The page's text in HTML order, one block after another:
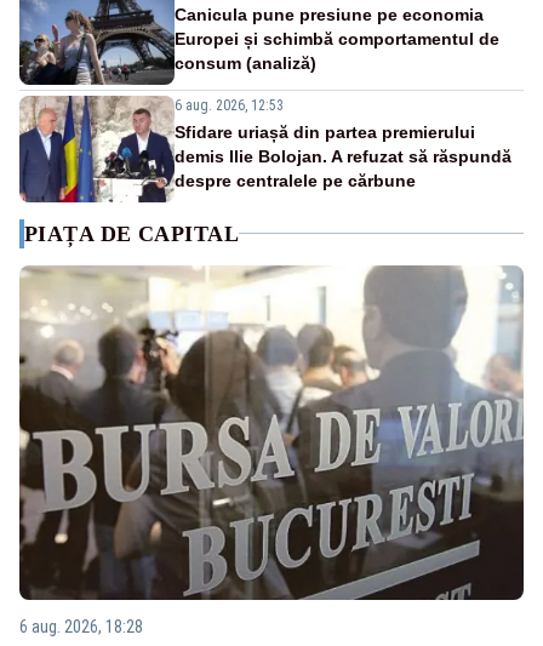
Canicula pune presiune pe economia
Europei și schimbă comportamentul de
consum (analiză)
6 aug. 2026, 12:53
Sfidare uriașă din partea premierului
demis Ilie Bolojan. A refuzat să răspundă
despre centralele pe cărbune
PIAȚA DE CAPITAL
6 aug. 2026, 18:28